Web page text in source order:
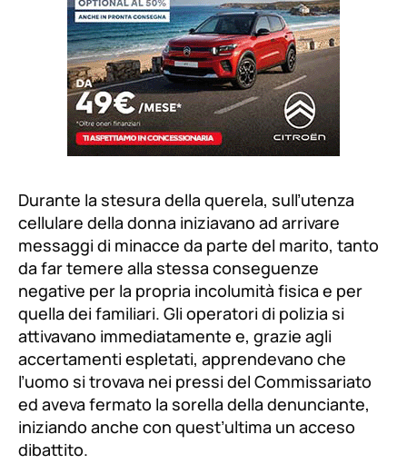
Durante la stesura della querela, sull’utenza
cellulare della donna iniziavano ad arrivare
messaggi di minacce da parte del marito, tanto
da far temere alla stessa conseguenze
negative per la propria incolumità fisica e per
quella dei familiari. Gli operatori di polizia si
attivavano immediatamente e, grazie agli
accertamenti espletati, apprendevano che
l’uomo si trovava nei pressi del Commissariato
ed aveva fermato la sorella della denunciante,
iniziando anche con quest’ultima un acceso
dibattito.